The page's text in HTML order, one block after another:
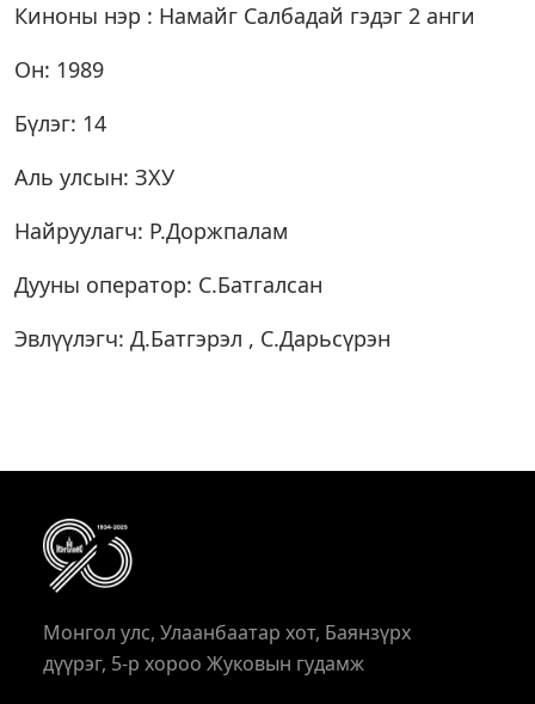
Киноны нэр : Намайг Салбадай гэдэг 2 анги
Он: 1989
Бүлэг: 14
Аль улсын: ЗХУ
Найруулагч: Р.Доржпалам
Дууны оператор: С.Батгалсан
Эвлүүлэгч: Д.Батгэрэл , С.Дарьсүрэн
Монгол улс, Улаанбаатар хот, Баянзүрх
дүүрэг, 5-р хороо Жуковын гудамж